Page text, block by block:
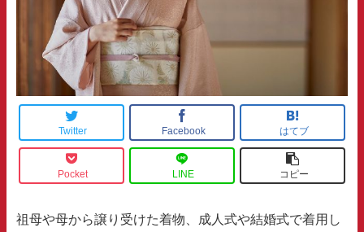
Twitter Facebook はてブ
Pocket LINE コピー
祖母や母から譲り受けた着物、成人式や結婚式で着用し